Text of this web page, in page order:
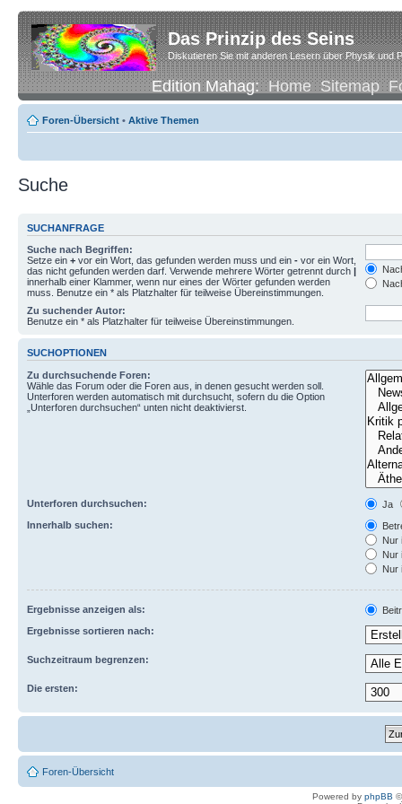
Das Prinzip des Seins
Diskutieren Sie mit anderen Lesern über Physik und
Edition Mahag:Home Sitemap
Foren-Übersicht • Aktive Themen
Suche
SUCHANFRAGE
Suche nach Begriffen:
Setze ein + vor ein Wort, das gefunden werden muss und ein - vor ein Wort,
das nicht gefunden werden darf. Verwende mehrere Wörter getrennt durch |
innerhalb einer Klammer, wenn nur eines der Wörter gefunden werden
muss. Benutze ein * als Platzhalter für teilweise Übereinstimmungen.
Zu suchender Autor:
Benutze ein * als Platzhalter für teilweise Übereinstimmungen.
SUCHOPTIONEN
Zu durchsuchende Foren:
Wähle das Forum oder die Foren aus, in denen gesucht werden soll.
Unterforen werden automatisch mit durchsucht, sofern du die Option
„Unterforen durchsuchen“ unten nicht deaktivierst.
Unterforen durchsuchen:
Ja
Innerhalb suchen:
Nur
Nur
Nur
Ergebnisse anzeigen als:
Ergebnisse sortieren nach:
Suchzeitraum begrenzen:
Die ersten:
Foren-Übersicht
Powered by phpBB